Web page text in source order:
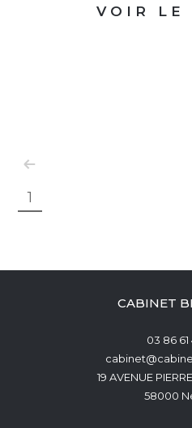
VOIR LE
1
CABINET
03 86 61
19 AVENUE
58000